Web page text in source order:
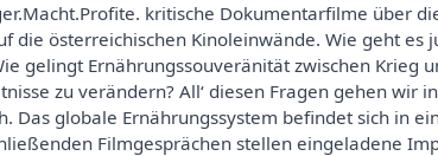
kritische Dokumentarfilme über
die österreichischen Kinoleinwände. Wie geht es
gelingt Ernährungssouveränität zwischen Krieg
zu verändern? All‘ diesen Fragen gehen wir
Das globale Ernährungssystem befindet sich in
Filmgesprächen stellen eingeladene